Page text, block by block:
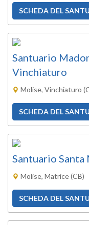
SCHEDA DEL
Santuario
Vinchiaturo
Molise, Vinchiaturo
SCHEDA DEL
Santuario Santa
Molise, Matrice (CB)
SCHEDA DEL